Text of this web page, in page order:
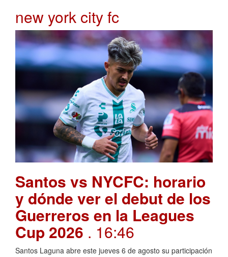
new york city fc
Santos vs NYCFC: horario
y dónde ver el debut de los
Guerreros en la Leagues
Cup 2026 . 16:46
Santos Laguna abre este jueves 6 de agosto su participación